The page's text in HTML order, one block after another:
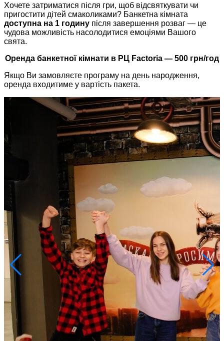
Хочете затриматися після гри, щоб відсвяткувати чи
пригостити дітей смаколиками? Банкетна кімната
доступна на 1 годину після завершення розваг — це
чудова можливість насолодитися емоціями Вашого
свята.
Оренда банкетної кімнати в РЦ Factoria — 500 грн/год
Якщо Ви замовляєте програму на день народження,
оренда входитиме у вартість пакета.